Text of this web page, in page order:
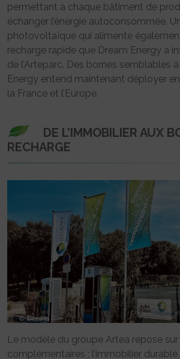
permettant à chaque bâtiment de
échanger l’énergie autoconsommée.
photovoltaïque qui alimente
recharge rapide que Dream Energy a
de l’Arteparc. Des bornes semblables
Energy entend maintenant déployer
la France et l’Europe.
DE L’IMMOBILIER AUX
RECHARGE
Le modèle du groupe Artea repose sur
complémentaires : l’immobilier